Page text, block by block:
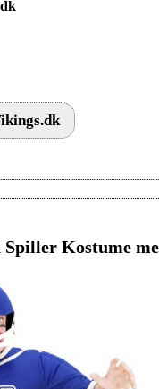
Kostume